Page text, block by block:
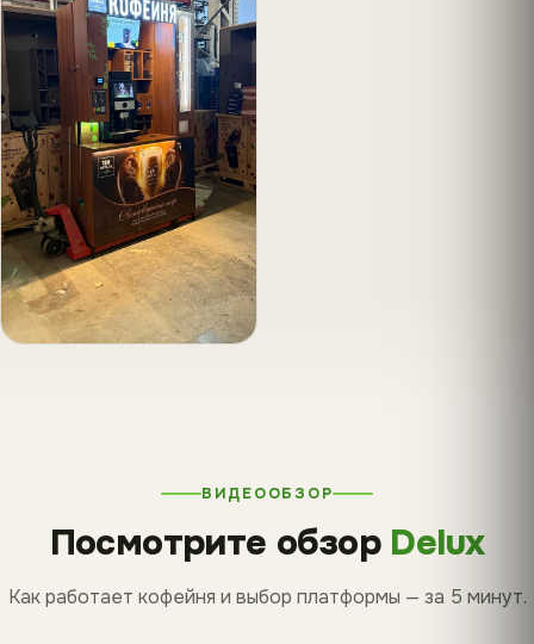
ВИДЕООБЗОР
Посмотрите обзор Delux
Как работает кофейня и выбор платформы — за 5 минут.